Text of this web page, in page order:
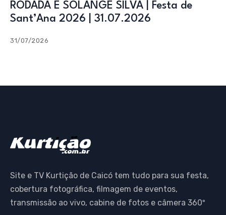
RODADA E SOLANGE SILVA | Festa de
Sant’Ana 2026 | 31.07.2026
31/07/2026
Site e TV Kurtição de Caicó tem tudo para sua festa,
cobertura fotográfica, filmagem de eventos,
transmissão ao vivo, cabine de fotos e câmera 360º